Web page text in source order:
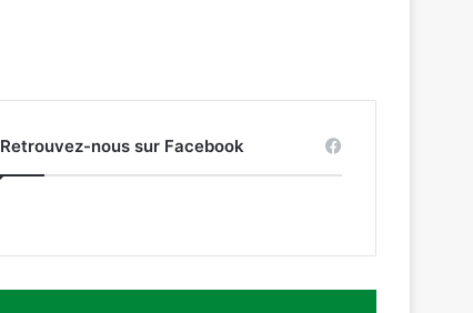
Retrouvez-nous sur Facebook